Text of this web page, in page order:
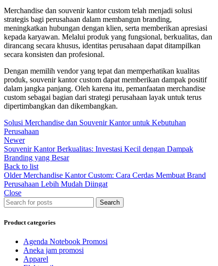
Merchandise dan souvenir kantor custom telah menjadi solusi
strategis bagi perusahaan dalam membangun branding,
meningkatkan hubungan dengan klien, serta memberikan apresiasi
kepada karyawan. Melalui produk yang fungsional, berkualitas, dan
dirancang secara khusus, identitas perusahaan dapat ditampilkan
secara konsisten dan profesional.
Dengan memilih vendor yang tepat dan memperhatikan kualitas
produk, souvenir kantor custom dapat memberikan dampak positif
dalam jangka panjang. Oleh karena itu, pemanfaatan merchandise
custom sebagai bagian dari strategi perusahaan layak untuk terus
dipertimbangkan dan dikembangkan.
Solusi Merchandise dan Souvenir Kantor untuk Kebutuhan
Perusahaan
Newer
Souvenir Kantor Berkualitas: Investasi Kecil dengan Dampak
Branding yang Besar
Back to list
Older Merchandise Kantor Custom: Cara Cerdas Membuat Brand
Perusahaan Lebih Mudah Diingat
Close
Search
Product categories
Agenda Notebook Promosi
Aneka jam promosi
Apparel